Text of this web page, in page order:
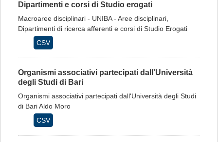
Dipartimenti e corsi di Studio erogati
Macroaree disciplinari - UNIBA - Aree disciplinari,
Dipartimenti di ricerca afferenti e corsi di Studio Erogati
CSV
Organismi associativi partecipati dall'Università
degli Studi di Bari
Organismi associativi partecipati dall'Università degli Studi
di Bari Aldo Moro
CSV